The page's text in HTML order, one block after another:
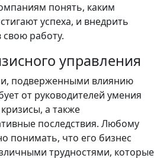
понять, каким
успеха, и внедрить
работу.
управления
подверженными влиянию
от руководителей умения
а также
последствия. Любому
понимать, что его бизнес
трудностями, которые